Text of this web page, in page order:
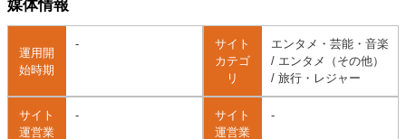
媒体情報
運用開
始時期
-
サイト
カテゴ
リ
エンタメ・芸能・音楽
/ エンタメ（その他）
/ 旅行・レジャー
サイト
運営業
-
サイト
運営業
-